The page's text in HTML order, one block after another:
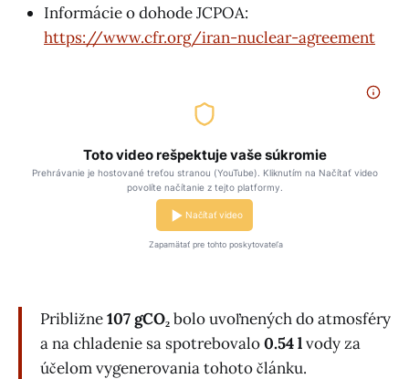
Informácie o dohode JCPOA:
https://www.cfr.org/iran-nuclear-agreement
Toto video rešpektuje vaše súkromie
Prehrávanie je hostované treťou stranou (YouTube). Kliknutím na Načítať video
povolíte načítanie z tejto platformy.
Načítať video
Zapamätať pre tohto poskytovateľa
Približne107 gCO₂bolo uvoľnených do atmosféry
a na chladenie sa spotrebovalo0.54 lvody za
účelom vygenerovania tohoto článku.